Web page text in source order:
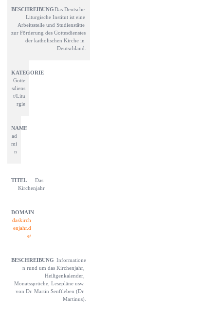
Das Deutsche
Liturgische Institut ist eine
Arbeitsstelle und Studienstätte
zur Förderung des Gottesdienstes
der katholischen Kirche in
Deutschland.
Gotte
sdiens
t/Litu
rgie
ad
mi
n
Das
Kirchenjahr
daskirch
enjahr.d
e/
Informatione
n rund um das Kirchenjahr,
Heiligenkalender,
Monatssprüche, Lesepläne usw.
von Dr. Martin Senftleben (Dr.
Martinus).